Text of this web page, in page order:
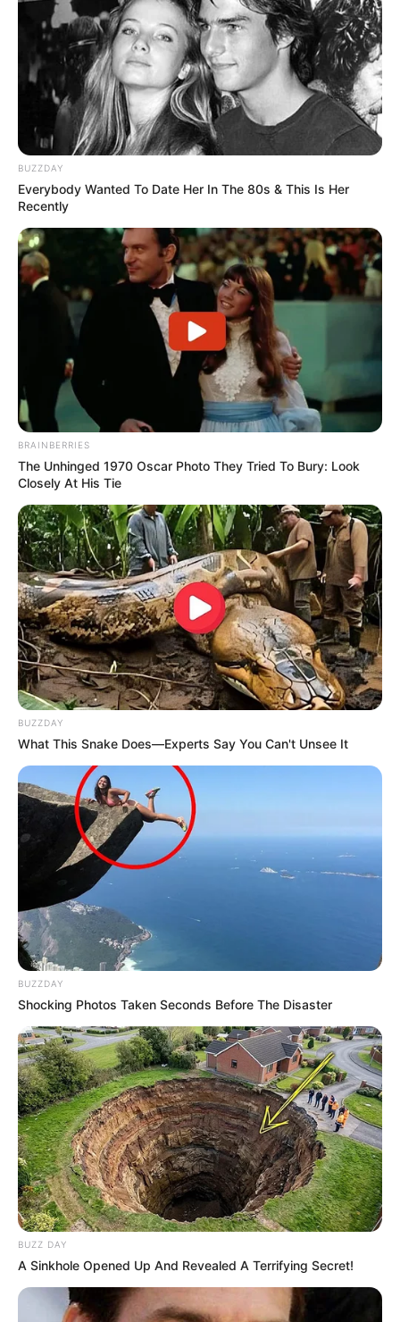
BUZZDAY
Everybody Wanted To Date Her In The 80s & This Is Her
Recently
BRAINBERRIES
The Unhinged 1970 Oscar Photo They Tried To Bury: Look
Closely At His Tie
BUZZDAY
What This Snake Does—Experts Say You Can't Unsee It
BUZZDAY
Shocking Photos Taken Seconds Before The Disaster
BUZZ DAY
A Sinkhole Opened Up And Revealed A Terrifying Secret!